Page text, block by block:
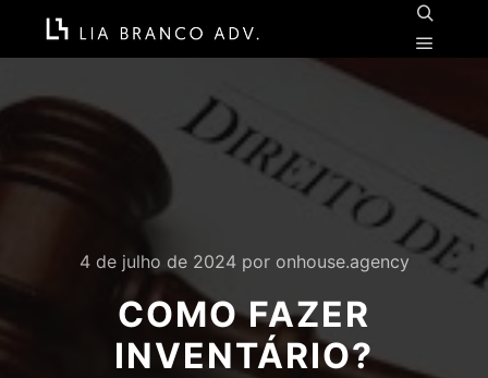
Pesquisa
4 de julho de 2024por onhouse.agency
COMO FAZER
INVENTÁRIO?